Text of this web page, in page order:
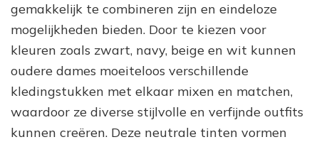
gemakkelijk te combineren zijn en eindeloze
mogelijkheden bieden. Door te kiezen voor
kleuren zoals zwart, navy, beige en wit kunnen
oudere dames moeiteloos verschillende
kledingstukken met elkaar mixen en matchen,
waardoor ze diverse stijlvolle en verfijnde outfits
kunnen creëren. Deze neutrale tinten vormen